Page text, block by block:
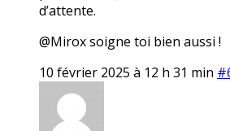
d’attente.
@Mirox soigne toi bien aussi !
10 février 2025 à 12 h 31 min